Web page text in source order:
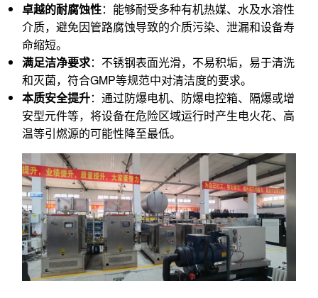
卓越的耐腐蚀性：能够耐受多种有机热媒、水及水溶性
介质，避免因管路腐蚀导致的介质污染、泄漏和设备寿
命缩短。
满足洁净要求：不锈钢表面光滑，不易积垢，易于清洗
和灭菌，符合GMP等规范中对清洁度的要求。
本质安全提升：通过防爆电机、防爆电控箱、隔爆或增
安型元件等，将设备在危险区域运行时产生电火花、高
温等引燃源的可能性降至最低。